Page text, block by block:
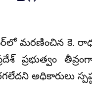
మరణించిన కె.
ప్రభుత్వం
అధికారులు